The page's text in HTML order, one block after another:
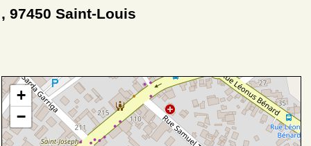
, 97450 Saint-Louis
+
−